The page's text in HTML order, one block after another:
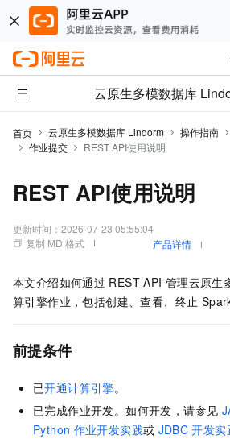
云原生多模数据库
首页 云原生多模数据库 Lindorm 操作指南
作业提交
REST API使用说明
REST API使用说明
更新时间： 2026-07-23 05:55:04
复制 MD 格式
产品详情
本文介绍如何通过 REST API 管理云原生
算引擎作业，包括创建、查看、终止
前提条件
已开通计算引擎。
已完成作业开发。如何开发，请参见
Python 作业开发实践或 JDBC 开发实